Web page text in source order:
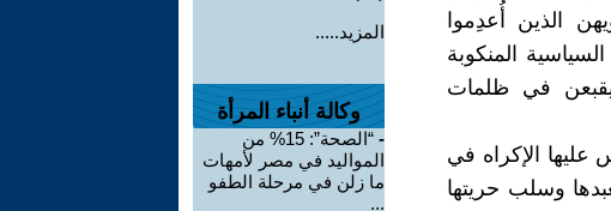
الذين أُعدِموا
المنكوبة
يقبعن في ظلمات
الإكراه في
وسلب حريتها
المزيد.....
وكالة أنباء المرأة
-
“الصحة”: 15% من
المواليد في مصر لأمهات
ما زلن في مرحلة الطفو
...